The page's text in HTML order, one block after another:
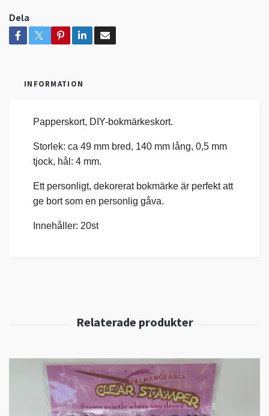
Dela
INFORMATION
Papperskort, DIY-bokmärkeskort.
Storlek: ca 49 mm bred, 140 mm lång, 0,5 mm
tjock, hål: 4 mm.
Ett personligt, dekorerat bokmärke är perfekt att
ge bort som en personlig gåva.
Innehåller: 20st